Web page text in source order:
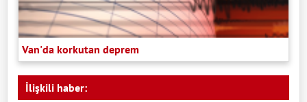
Van'da korkutan deprem
İlişkili haber: